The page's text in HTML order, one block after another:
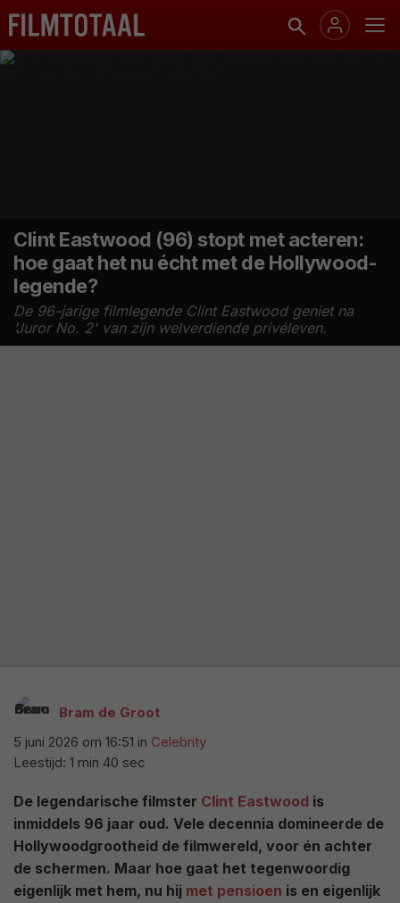
Clint Eastwood (96) stopt met acteren:
hoe gaat het nu écht met de Hollywood-
legende?
De 96-jarige filmlegende Clint Eastwood geniet na
'Juror No. 2' van zijn welverdiende privéleven.
Bram de Groot
5 juni 2026 om 16:51 in Celebrity
Leestijd: 1 min 40 sec
De legendarische filmster Clint Eastwood is
inmiddels 96 jaar oud. Vele decennia domineerde de
Hollywoodgrootheid de filmwereld, voor én achter
de schermen. Maar hoe gaat het tegenwoordig
eigenlijk met hem, nu hij met pensioen is en eigenlijk